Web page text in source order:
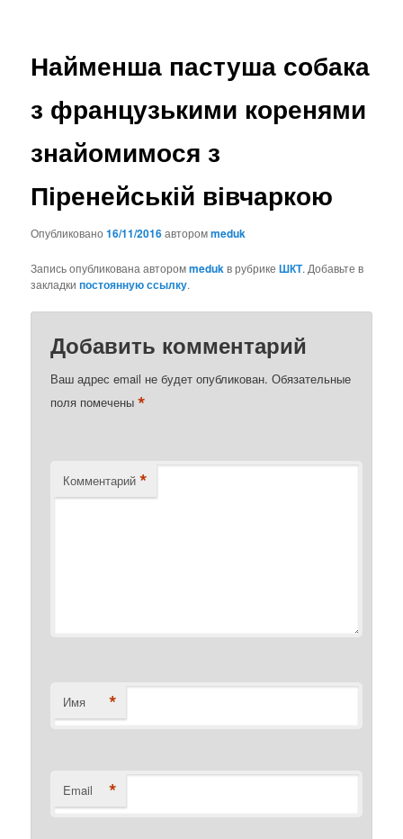
Найменша пастуша собака
з французькими коренями
знайомимося з
Піренейській вівчаркою
Опубликовано16/11/2016авторомmeduk
Запись опубликована авторомmedukв рубрикеШКТ. Добавьте в
закладкипостоянную ссылку.
Добавить комментарий
Ваш адрес email не будет опубликован. Обязательные
поля помечены*
Комментарий *
Имя *
Email *